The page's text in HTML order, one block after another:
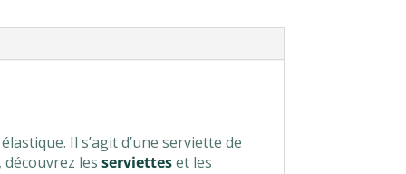
Il s’agit d’une serviette de
découvrez lesservietteset les